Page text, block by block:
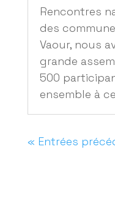
Rencontres
des
Vaour, nous
grande
500
ensemble à
« Entrées